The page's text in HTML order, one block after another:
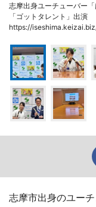
志摩出身ユーチューバー
「ゴットタレント」出
https://
志摩市出身のユー